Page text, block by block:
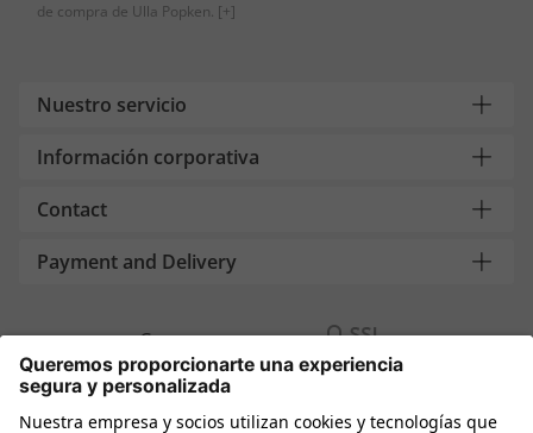
de compra de Ulla Popken. [+]
Nuestro servicio
Información corporativa
Contact
Payment and Delivery
Compra segura con